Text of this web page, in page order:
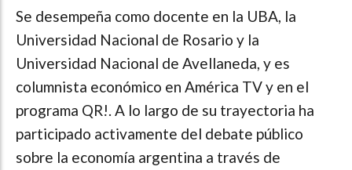
Se desempeña como docente en la UBA, la
Universidad Nacional de Rosario y la
Universidad Nacional de Avellaneda, y es
columnista económico en América TV y en el
programa QR!. A lo largo de su trayectoria ha
participado activamente del debate público
sobre la economía argentina a través de